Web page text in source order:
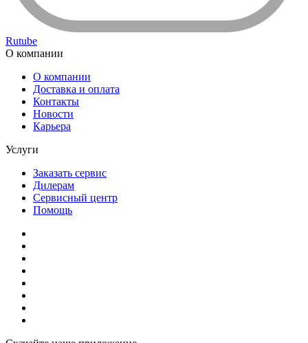
Rutube
О компании
О компании
Доставка и оплата
Контакты
Новости
Карьера
Услуги
Заказать сервис
Дилерам
Сервисный центр
Помощь